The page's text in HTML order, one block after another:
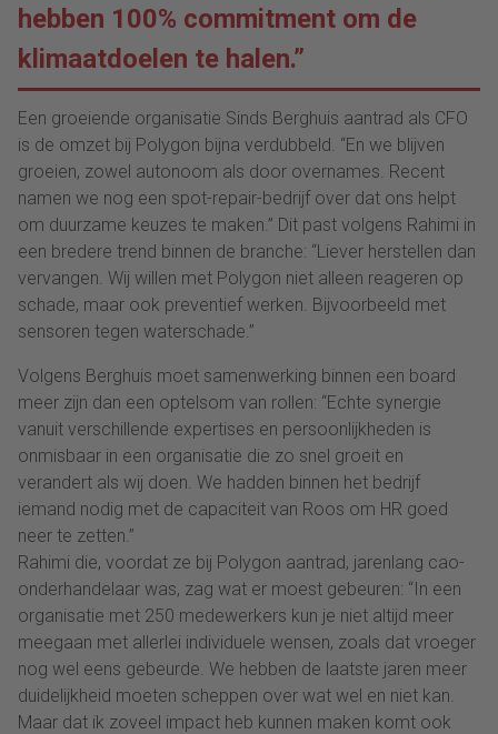
hebben 100% commitment om de
klimaatdoelen te halen.”
Een groeiende organisatie Sinds Berghuis aantrad als CFO
is de omzet bij Polygon bijna verdubbeld. “En we blijven
groeien, zowel autonoom als door overnames. Recent
namen we nog een spot-repair-bedrijf over dat ons helpt
om duurzame keuzes te maken.” Dit past volgens Rahimi in
een bredere trend binnen de branche: “Liever herstellen dan
vervangen. Wij willen met Polygon niet alleen reageren op
schade, maar ook preventief werken. Bijvoorbeeld met
sensoren tegen waterschade.”
Volgens Berghuis moet samenwerking binnen een board
meer zijn dan een optelsom van rollen: “Echte synergie
vanuit verschillende expertises en persoonlijkheden is
onmisbaar in een organisatie die zo snel groeit en
verandert als wij doen. We hadden binnen het bedrijf
iemand nodig met de capaciteit van Roos om HR goed
neer te zetten.”
Rahimi die, voordat ze bij Polygon aantrad, jarenlang cao-
onderhandelaar was, zag wat er moest gebeuren: “In een
organisatie met 250 medewerkers kun je niet altijd meer
meegaan met allerlei individuele wensen, zoals dat vroeger
nog wel eens gebeurde. We hebben de laatste jaren meer
duidelijkheid moeten scheppen over wat wel en niet kan.
Maar dat ik zoveel impact heb kunnen maken komt ook